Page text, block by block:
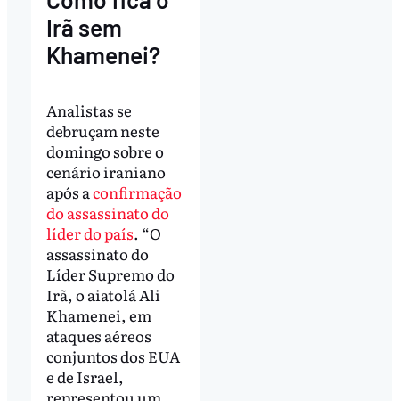
Irã sem
Khamenei?
Analistas se
debruçam neste
domingo sobre o
cenário iraniano
após aconfirmação
do assassinato do
líder do país. “O
assassinato do
Líder Supremo do
Irã, o aiatolá Ali
Khamenei, em
ataques aéreos
conjuntos dos EUA
e de Israel,